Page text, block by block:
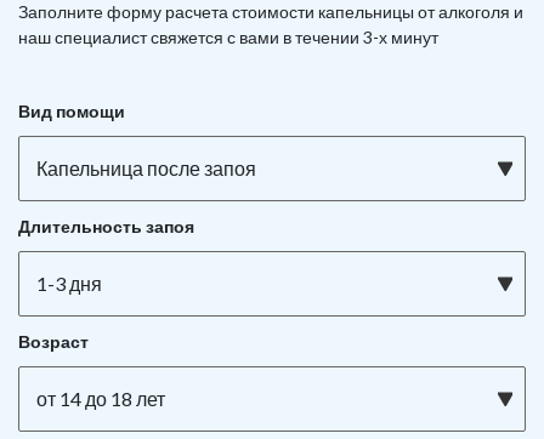
Заполните форму расчета стоимости капельницы от алкоголя и
наш специалист свяжется с вами в течении 3-х минут
Вид помощи
Капельница после запоя
Длительность запоя
1-3 дня
Возраст
от 14 до 18 лет